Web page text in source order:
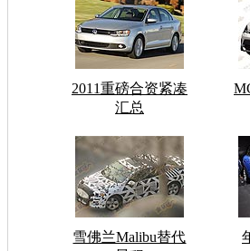
2011重磅合资紧凑
汇总
雪佛兰Malibu替代